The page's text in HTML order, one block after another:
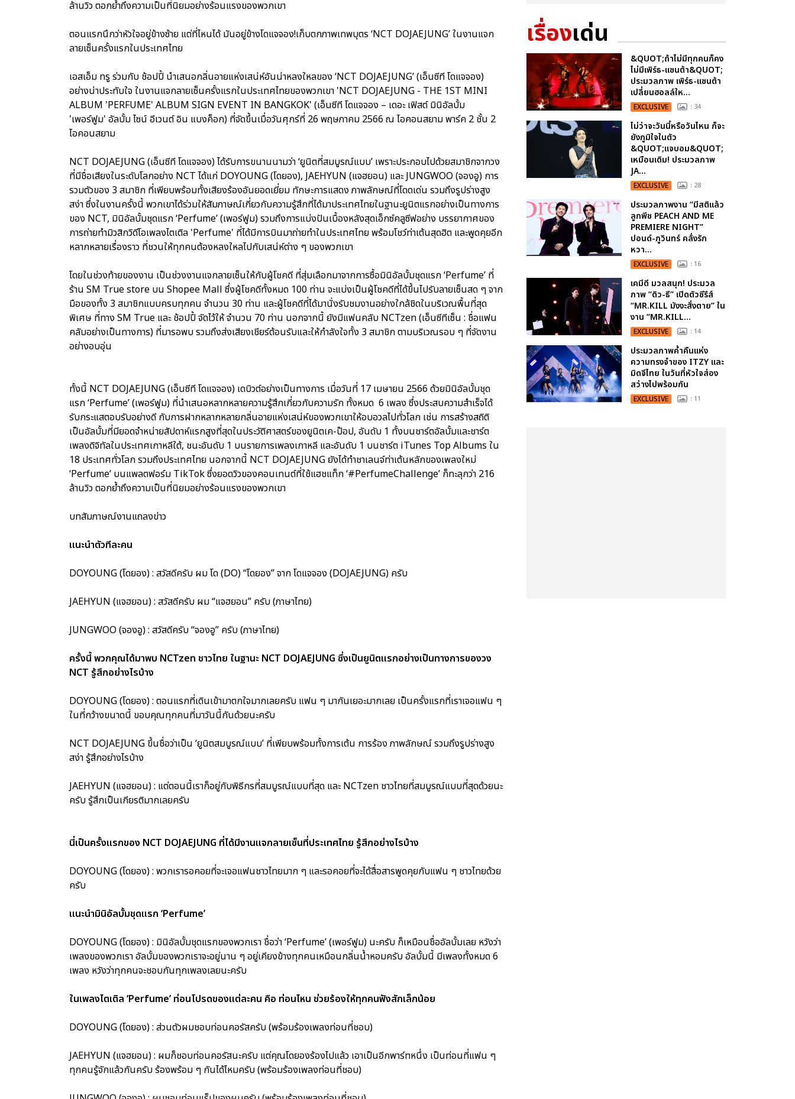
ล้านวิว ตอกย้ำถึงความเป็นที่นิยมอย่างร้อนแรงของพวกเขา
ตอนแรกนึกว่าหัวใจอยู่ข้างซ้าย แต่ที่ไหนได้ มันอยู่ข้างโดแจจอง!เก็บตกภาพเทพบุตร ‘NCT DOJAEJUNG’ ในงานแจก
ลายเซ็นครั้งแรกในประเทศไทย
เอสเอ็ม ทรู ร่วมกับ ช้อปปี้ นำเสนอกลิ่นอายแห่งเสน่ห์อันน่าหลงใหลของ ‘NCT DOJAEJUNG’ (เอ็นซีที โดแจจอง)
อย่างน่าประทับใจ ในงานแจกลายเซ็นครั้งแรกในประเทศไทยของพวกเขา 'NCT DOJAEJUNG - THE 1ST MINI
ALBUM 'PERFUME' ALBUM SIGN EVENT IN BANGKOK' (เอ็นซีที โดแจจอง – เดอะ เฟิสต์ มินิอัลบั้ม
'เพอร์ฟูม' อัลบั้ม ไซน์ อีเวนต์ อิน แบงค็อก) ที่จัดขึ้นเมื่อวันศุกร์ที่ 26 พฤษภาคม 2566 ณ ไอคอนสยาม พาร์ค 2 ชั้น 2
ไอคอนสยาม
NCT DOJAEJUNG (เอ็นซีที โดแจจอง) ได้รับการขนานนามว่า ‘ยูนิตที่สมบูรณ์แบบ’ เพราะประกอบไปด้วยสมาชิกจากวง
ที่มีชื่อเสียงในระดับโลกอย่าง NCT ได้แก่ DOYOUNG (โดยอง), JAEHYUN (แจฮยอน) และ JUNGWOO (จองอู) การ
รวมตัวของ 3 สมาชิก ที่เพียบพร้อมทั้งเสียงร้องอันยอดเยี่ยม ทักษะการแสดง ภาพลักษณ์ที่โดดเด่น รวมถึงรูปร่างสูง
สง่า ซึ่งในงานครั้งนี้ พวกเขาได้ร่วมให้สัมภาษณ์เกี่ยวกับความรู้สึกที่ได้มาประเทศไทยในฐานะยูนิตแรกอย่างเป็นทางการ
ของ NCT, มินิอัลบั้มชุดแรก ‘Perfume’ (เพอร์ฟูม) รวมถึงการแบ่งปันเบื้องหลังสุดเอ็กซ์คลูซีฟอย่าง บรรยากาศของ
การถ่ายทำมิวสิกวิดีโอเพลงไตเติล 'Perfume' ที่ได้มีการบินมาถ่ายทำในประเทศไทย พร้อมโชว์ท่าเต้นสุดฮิต และพูดคุยอีก
หลากหลายเรื่องราว ที่ชวนให้ทุกคนต้องหลงใหลไปกับเสน่ห์ต่าง ๆ ของพวกเขา
โดยในช่วงท้ายของงาน เป็นช่วงงานแจกลายเซ็นให้กับผู้โชคดี ที่สุ่มเลือกมาจากการซื้อมินิอัลบั้มชุดแรก ‘Perfume’ ที่
ร้าน SM True store บน Shopee Mall ซึ่งผู้โชคดีทั้งหมด 100 ท่าน จะแบ่งเป็นผู้โชคดีที่ได้ขึ้นไปรับลายเซ็นสด ๆ จาก
มือของทั้ง 3 สมาชิกแบบครบทุกคน จำนวน 30 ท่าน และผู้โชคดีที่ได้มานั่งรับชมงานอย่างใกล้ชิดในบริเวณพื้นที่สุด
พิเศษ ที่ทาง SM True และ ช้อปปี้ จัดไว้ให้ จำนวน 70 ท่าน นอกจากนี้ ยังมีแฟนคลับ NCTzen (เอ็นซีทีเซ็น : ชื่อแฟน
คลับอย่างเป็นทางการ) ที่มารอพบ รวมถึงส่งเสียงเชียร์ต้อนรับและให้กำลังใจทั้ง 3 สมาชิก ตามบริเวณรอบ ๆ ที่จัดงาน
อย่างอบอุ่น
ทั้งนี้ NCT DOJAEJUNG (เอ็นซีที โดแจจอง) เดบิวต์อย่างเป็นทางการ เมื่อวันที่ 17 เมษายน 2566 ด้วยมินิอัลบั้มชุด
แรก ‘Perfume’ (เพอร์ฟูม) ที่นำเสนอหลากหลายความรู้สึกเกี่ยวกับความรัก ทั้งหมด 6 เพลง ซึ่งประสบความสำเร็จได้
รับกระแสตอบรับอย่างดี กับการฝากหลากหลายกลิ่นอายแห่งเสน่ห์ของพวกเขาให้อบอวลไปทั่วโลก เช่น การสร้างสถิติ
เป็นอัลบั้มที่มียอดจำหน่ายสัปดาห์แรกสูงที่สุดในประวัติศาสตร์ของยูนิตเค-ป๊อป, อันดับ 1 ทั้งบนชาร์ตอัลบั้มและชาร์ต
เพลงดิจิทัลในประเทศเกาหลีใต้, ชนะอันดับ 1 บนรายการเพลงเกาหลี และอันดับ 1 บนชาร์ต iTunes Top Albums ใน
18 ประเทศทั่วโลก รวมถึงประเทศไทย นอกจากนี้ NCT DOJAEJUNG ยังได้ทำชาเลนจ์ท่าเต้นหลักของเพลงใหม่
‘Perfume’ บนแพลตฟอร์ม TikTok ซึ่งยอดวิวของคอนเทนต์ที่ใช้แฮชแท็ก ‘#PerfumeChallenge’ ก็ทะลุกว่า 216
ล้านวิว ตอกย้ำถึงความเป็นที่นิยมอย่างร้อนแรงของพวกเขา
บทสัมภาษณ์งานแถลงข่าว
แนะนำตัวทีละคน
DOYOUNG (โดยอง) : สวัสดีครับ ผม โด (DO) “โดยอง” จาก โดแจจอง (DOJAEJUNG) ครับ
JAEHYUN (แจฮยอน) : สวัสดีครับ ผม “แจฮยอน” ครับ (ภาษาไทย)
JUNGWOO (จองอู) : สวัสดีครับ “จองอู” ครับ (ภาษาไทย)
ครั้งนี้ พวกคุณได้มาพบ NCTzen ชาวไทย ในฐานะ NCT DOJAEJUNG ซึ่งเป็นยูนิตแรกอย่างเป็นทางการของวง
NCT รู้สึกอย่างไรบ้าง
DOYOUNG (โดยอง) : ตอนแรกที่เดินเข้ามาตกใจมากเลยครับ แฟน ๆ มากันเยอะมากเลย เป็นครั้งแรกที่เราเจอแฟน ๆ
ในที่กว้างขนาดนี้ ขอบคุณทุกคนที่มาวันนี้กันด้วยนะครับ
NCT DOJAEJUNG ขึ้นชื่อว่าเป็น ‘ยูนิตสมบูรณ์แบบ’ ที่เพียบพร้อมทั้งการเต้น การร้อง ภาพลักษณ์ รวมถึงรูปร่างสูง
สง่า รู้สึกอย่างไรบ้าง
JAEHYUN (แจฮยอน) : แต่ตอนนี้เราก็อยู่กับพิธีกรที่สมบูรณ์แบบที่สุด และ NCTzen ชาวไทยที่สมบูรณ์แบบที่สุดด้วยนะ
ครับ รู้สึกเป็นเกียรติมากเลยครับ
นี่เป็นครั้งแรกของ NCT DOJAEJUNG ที่ได้มีงานแจกลายเซ็นที่ประเทศไทย รู้สึกอย่างไรบ้าง
DOYOUNG (โดยอง) : พวกเรารอคอยที่จะเจอแฟนชาวไทยมาก ๆ และรอคอยที่จะได้สื่อสารพูดคุยกับแฟน ๆ ชาวไทยด้วย
ครับ
แนะนำมินิอัลบั้มชุดแรก ‘Perfume’
DOYOUNG (โดยอง) : มินิอัลบั้มชุดแรกของพวกเรา ชื่อว่า ‘Perfume’ (เพอร์ฟูม) นะครับ ก็เหมือนชื่ออัลบั้มเลย หวังว่า
เพลงของพวกเรา อัลบั้มของพวกเราจะอยู่นาน ๆ อยู่เคียงข้างทุกคนเหมือนกลิ่นน้ำหอมครับ อัลบั้มนี้ มีเพลงทั้งหมด 6
เพลง หวังว่าทุกคนจะชอบกันทุกเพลงเลยนะครับ
ในเพลงไตเติล ‘Perfume’ ท่อนโปรดของแต่ละคน คือ ท่อนไหน ช่วยร้องให้ทุกคนฟังสักเล็กน้อย
DOYOUNG (โดยอง) : ส่วนตัวผมชอบท่อนคอรัสครับ (พร้อมร้องเพลงท่อนที่ชอบ)
JAEHYUN (แจฮยอน) : ผมก็ชอบท่อนคอรัสนะครับ แต่คุณโดยองร้องไปแล้ว เอาเป็นอีกพาร์ทหนึ่ง เป็นท่อนที่แฟน ๆ
ทุกคนรู้จักแล้วกันครับ ร้องพร้อม ๆ กันได้ไหมครับ (พร้อมร้องเพลงท่อนที่ชอบ)
เรื่องเด่น
&QUOT;ถ้าไม่มีทุกคนก็คง
ไม่มีเพิร์ธ-แซนต้า&QUOT;
ประมวลภาพ เพิร์ธ-แซนต้า
เปลี่ยนฮอลล์ให...
EXCLUSIVE : 34
ไม่ว่าจะวันนี้หรือวันไหน ก็จะ
ยังภูมิใจในตัว
&QUOT;แจบอม&QUOT;
เหมือนเดิม! ประมวลภาพ
JA...
EXCLUSIVE : 28
ประมวลภาพงาน “มีสติแล้ว
ลูกพีช PEACH AND ME
PREMIERE NIGHT”
ปอนด์-ภูวินทร์ คลั่งรัก
หวา...
EXCLUSIVE : 16
เคมีดี มวลสนุก! ประมวล
ภาพ “ดิว-ธี” เปิดตัวซีรีส์
“MR.KILL มังงะสั่งตาย” ใน
งาน “MR.KILL...
EXCLUSIVE : 14
ประมวลภาพค่ำคืนแห่ง
ความทรงจำของ ITZY และ
มิดจีไทย ในวันที่หัวใจส่อง
สว่างไปพร้อมกัน
EXCLUSIVE : 11